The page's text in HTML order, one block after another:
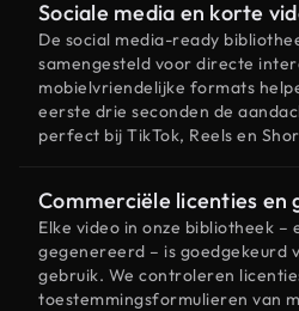
Sociale media en korte
De social media-ready
samengesteld voor directe
mobielvriendelijke formats
eerste drie seconden de
perfect bij TikTok, Reels en
Commerciële licenties en
Elke video in onze bibliotheek –
gegenereerd – is goedgekeurd
gebruik. We controleren
toestemmingsformulieren van